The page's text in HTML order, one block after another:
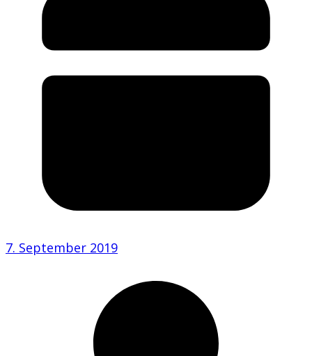
7. September 2019